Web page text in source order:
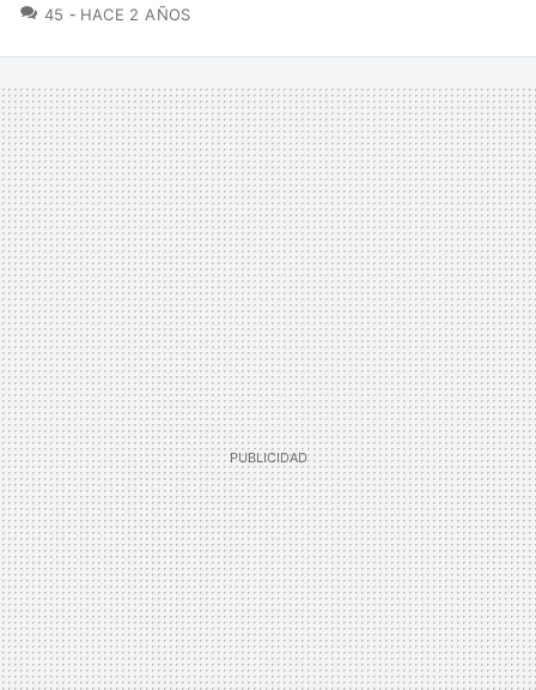
45 COMENTARIOS
HACE 2 AÑOS